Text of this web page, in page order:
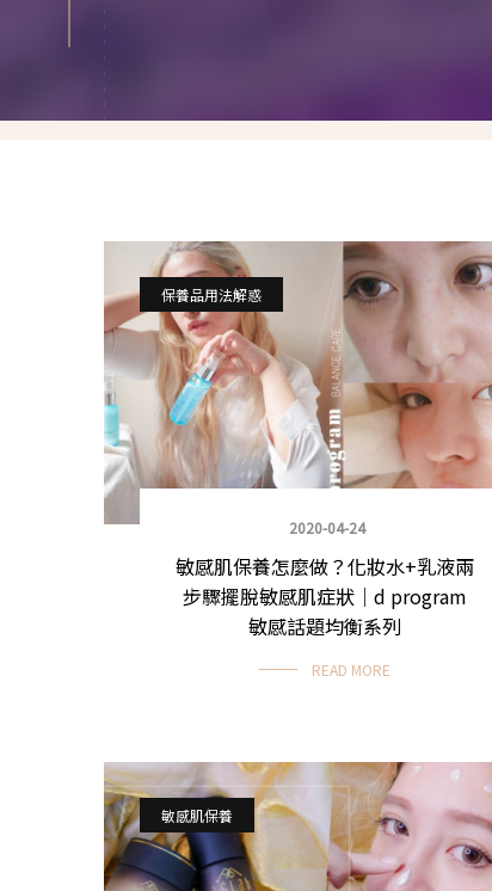
名人妝容解析
電力眉眼
唇彩腮紅
超好用必敗刷具
化妝品收納
保養品用法解惑
2020-04-24
敏感肌保養怎麼做？化妝水+乳液兩
步驟擺脫敏感肌症狀｜d program
敏感話題均衡系列
READ MORE
敏感肌保養